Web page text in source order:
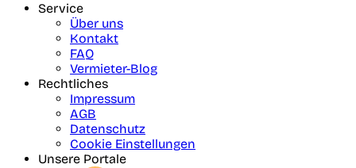
Service
Über uns
Kontakt
FAQ
Vermieter-Blog
Rechtliches
Impressum
AGB
Datenschutz
Cookie Einstellungen
Unsere Portale